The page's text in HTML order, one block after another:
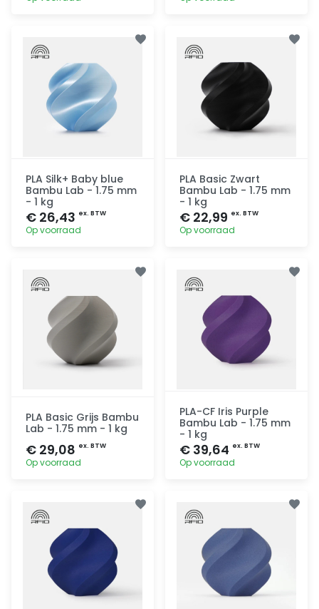
PLA Silk+ Baby blue
Bambu Lab - 1.75 mm
- 1 kg
€ 26,43 ex. BTW
Op voorraad
PLA Basic Zwart
Bambu Lab - 1.75 mm
- 1 kg
€ 22,99 ex. BTW
Op voorraad
PLA Basic Grijs Bambu
Lab - 1.75 mm - 1 kg
€ 29,08 ex. BTW
Op voorraad
PLA-CF Iris Purple
Bambu Lab - 1.75 mm
- 1 kg
€ 39,64 ex. BTW
Op voorraad